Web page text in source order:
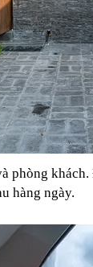
phòng
hàng ngày.